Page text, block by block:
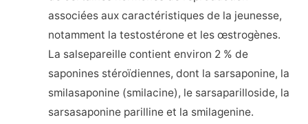
associées aux caractéristiques de la jeunesse,
notamment la testostérone et les œstrogènes.
La salsepareille contient environ 2 % de
saponines stéroïdiennes, dont la sarsaponine, la
smilasaponine (smilacine), le sarsaparilloside, la
sarsasaponine parilline et la smilagenine.